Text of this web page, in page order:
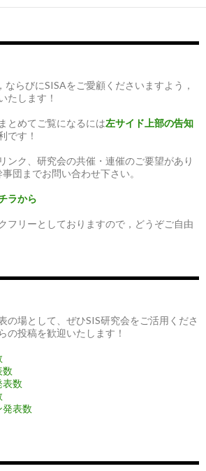
ならびにSISAをご愛顧くださいますよう，
たします！
とめてご覧になるには左サイド上部の告知
です！
ンク、研究会の共催・連催のご要望があり
団までお問い合わせ下さい。
ラから
フリーとしておりますので，どうぞご自由
の場として、ぜひSIS研究会をご活用くださ
の投稿を歓迎いたします！
数
表数
発表数